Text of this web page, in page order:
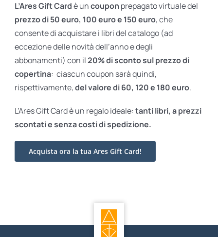
L’Ares Gift Cardè uncoupon prepagato virtuale del
prezzo di 50 euro, 100 euro e 150 euro, che
consente di acquistare i libri del catalogo (ad
eccezione delle novità dell’anno e degli
abbonamenti) con il20% di sconto sul prezzo di
copertina: ciascun coupon sarà quindi,
rispettivamente,del valore di 60, 120 e 180 euro.
L’Ares Gift Card è un regalo ideale: tanti libri, a prezzi
scontati esenza costi di spedizione.
Acquista ora la tua Ares Gift Card!